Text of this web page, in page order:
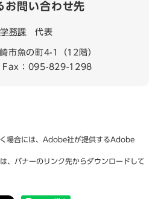
お問い合わせ先
学務課 代表
市魚の町4-1（12階）
Fax：095-829-1298
場合には、Adobe社が提供するAdobe
、バナーのリンク先からダウンロードして